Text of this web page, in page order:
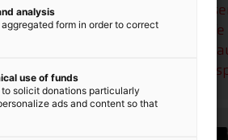
Hilft/Eva Beyer
Ort
von
Podcast:
analysis
form in order to correct
use of funds
solicit donations particularly
ads and content so that